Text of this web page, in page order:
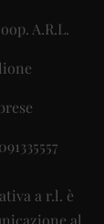
A.R.L.
a r.l. è
al